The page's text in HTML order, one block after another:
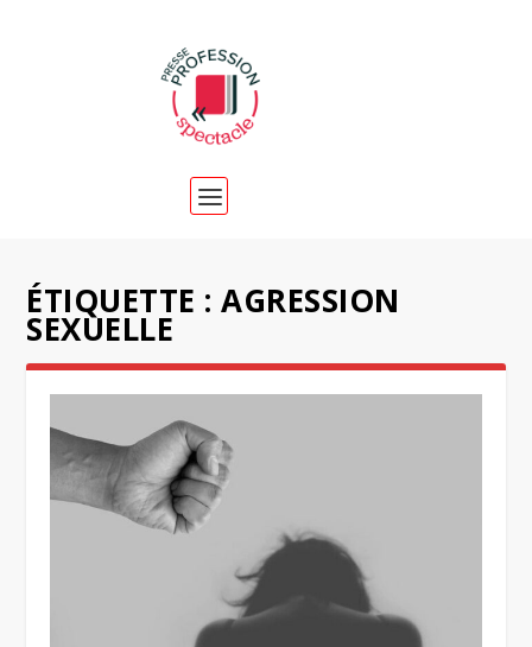
ÉTIQUETTE :AGRESSION
SEXUELLE